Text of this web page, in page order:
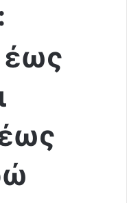
έως